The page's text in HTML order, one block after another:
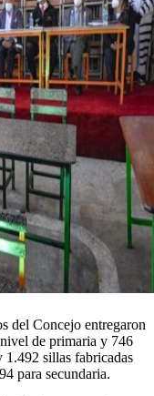
del Concejo entregaron
de primaria y 746
1.492 sillas fabricadas
para secundaria.